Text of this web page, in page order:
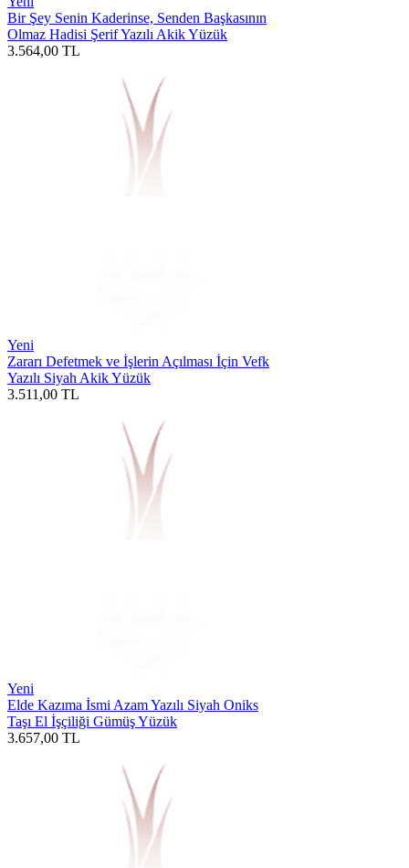
Bir Şey Senin Kaderinse, Senden Başkasının
Olmaz Hadisi Şerif Yazılı Akik Yüzük
3.564,00 TL
Yeni
Zararı Defetmek ve İşlerin Açılması İçin Vefk
Yazılı Siyah Akik Yüzük
3.511,00 TL
Yeni
Elde Kazıma İsmi Azam Yazılı Siyah Oniks
Taşı El İşçiliği Gümüş Yüzük
3.657,00 TL